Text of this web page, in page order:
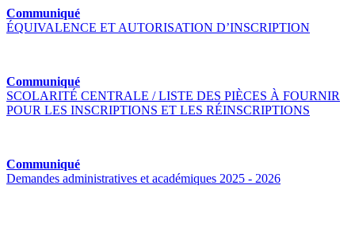
Communiqué
ÉQUIVALENCE ET AUTORISATION D’INSCRIPTION
Communiqué
SCOLARITÉ CENTRALE / LISTE DES PIÈCES À FOURNIR
POUR LES INSCRIPTIONS ET LES RÉINSCRIPTIONS
Communiqué
Demandes administratives et académiques 2025 - 2026